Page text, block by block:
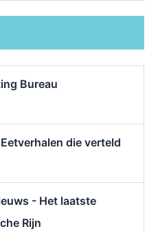
Bureau
die verteld
- Het laatste
Rijn